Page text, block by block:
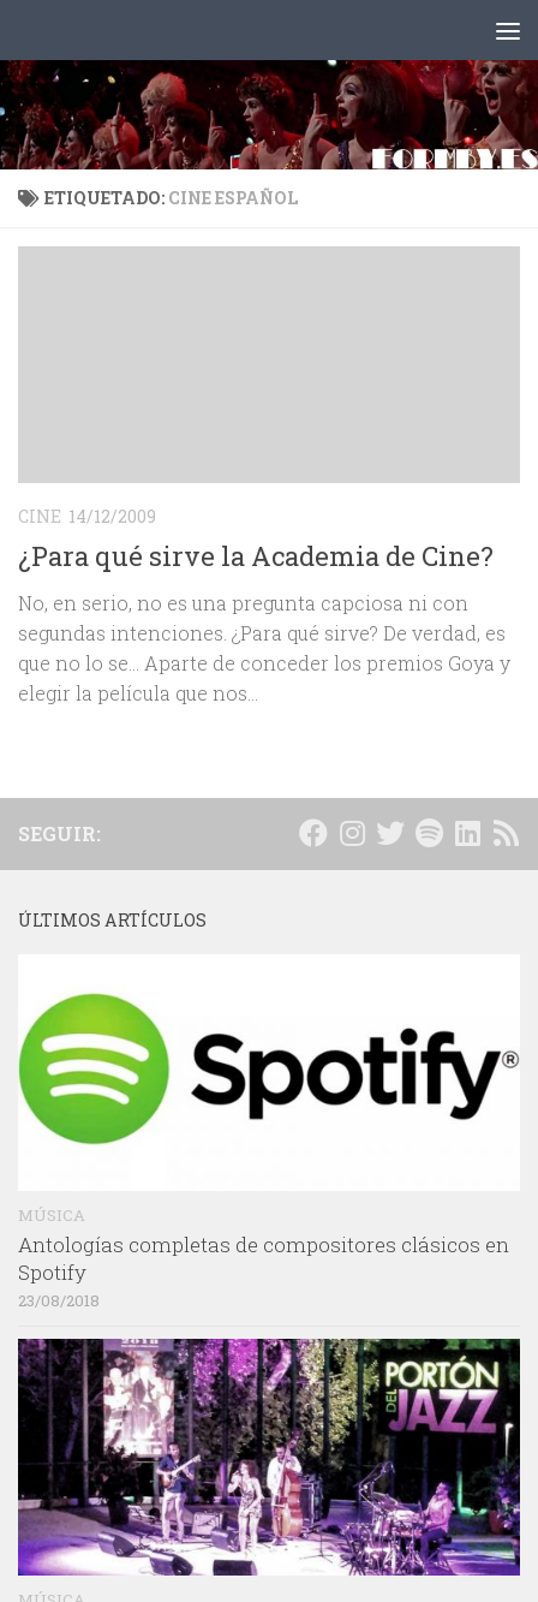
ETIQUETADO: CINE ESPAÑOL
CINE 14/12/2009
¿Para qué sirve la Academia de Cine?
No, en serio, no es una pregunta capciosa ni con
segundas intenciones. ¿Para qué sirve? De verdad, es
que no lo se… Aparte de conceder los premios Goya y
elegir la película que nos...
SEGUIR:
ÚLTIMOS ARTÍCULOS
MÚSICA
Antologías completas de compositores clásicos en
Spotify
23/08/2018